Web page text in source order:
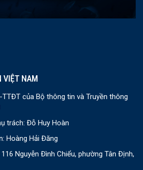
VIỆT NAM
TTĐT của Bộ thông tin và Truyền thông
trách: Đỗ Huy Hoàn
Hoàng Hải Đăng
Nguyễn Đình Chiểu, phường Tân Định,